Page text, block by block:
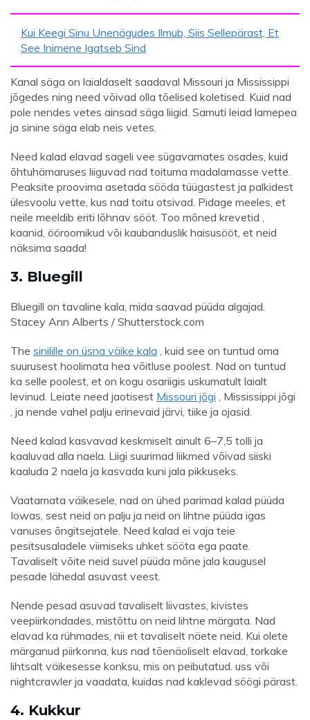
Kui Keegi Sinu Unenägudes Ilmub, Siis Sellepärast, Et
See Inimene Igatseb Sind
Kanal säga on laialdaselt saadaval Missouri ja Mississippi
jõgedes ning need võivad olla tõelised koletised. Kuid nad
pole nendes vetes ainsad säga liigid. Samuti leiad lamepea
ja sinine säga elab neis vetes.
Need kalad elavad sageli vee sügavamates osades, kuid
õhtuhämaruses liiguvad nad toituma madalamasse vette.
Peaksite proovima asetada sööda tüügastest ja palkidest
ülesvoolu vette, kus nad toitu otsivad. Pidage meeles, et
neile meeldib eriti lõhnav sööt. Too mõned krevetid ,
kaanid, ööroomikud või kaubanduslik haisusööt, et neid
näksima saada!
3. Bluegill
Bluegill on tavaline kala, mida saavad püüda algajad.
Stacey Ann Alberts / Shutterstock.com
The sinilille on üsna väike kala , kuid see on tuntud oma
suurusest hoolimata hea võitluse poolest. Nad on tuntud
ka selle poolest, et on kogu osariigis uskumatult laialt
levinud. Leiate need jaotisest Missouri jõgi , Mississippi jõgi
, ja nende vahel palju erinevaid järvi, tiike ja ojasid.
Need kalad kasvavad keskmiselt ainult 6–7,5 tolli ja
kaaluvad alla naela. Liigi suurimad liikmed võivad siiski
kaaluda 2 naela ja kasvada kuni jala pikkuseks.
Vaatamata väikesele, nad on ühed parimad kalad püüda
Iowas, sest neid on palju ja neid on lihtne püüda igas
vanuses õngitsejatele. Need kalad ei vaja teie
pesitsusaladele viimiseks uhket sööta ega paate.
Tavaliselt võite neid suvel püüda mõne jala kaugusel
pesade lähedal asuvast veest.
Nende pesad asuvad tavaliselt liivastes, kivistes
veepiirkondades, mistõttu on neid lihtne märgata. Nad
elavad ka rühmades, nii et tavaliselt näete neid. Kui olete
märganud piirkonna, kus nad tõenäoliselt elavad, torkake
lihtsalt väikesesse konksu, mis on peibutatud. uss või
nightcrawler ja vaadata, kuidas nad kaklevad söögi pärast.
4. Kukkur